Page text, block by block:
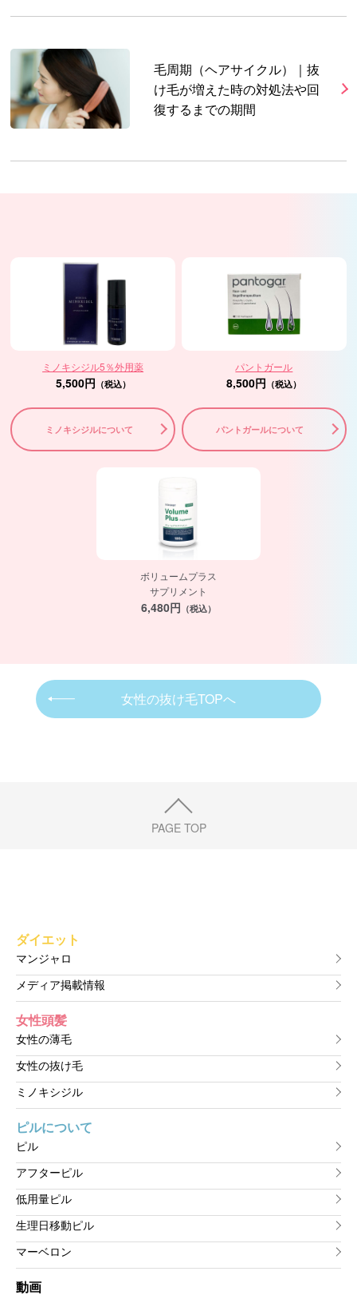
毛周期（ヘアサイクル）｜抜
け毛が増えた時の対処法や回
復するまでの期間
ミノキシジル5％外用薬
5,500円 （税込）
ミノキシジルについて
パントガール
8,500円 （税込）
パントガールについて
ボリュームプラス
サプリメント
6,480円 （税込）
女性の抜け毛TOPへ
PAGE TOP
ダイエット
マンジャロ
メディア掲載情報
女性頭髪
女性の薄毛
女性の抜け毛
ミノキシジル
ピルについて
ピル
アフターピル
低用量ピル
生理日移動ピル
マーベロン
動画